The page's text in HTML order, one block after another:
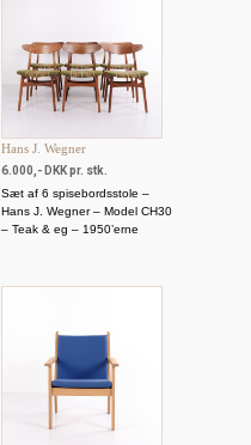
Hans J. Wegner
6.000,- DKK pr. stk.
Sæt af 6 spisebordsstole –
Hans J. Wegner – Model CH30
– Teak & eg – 1950’erne